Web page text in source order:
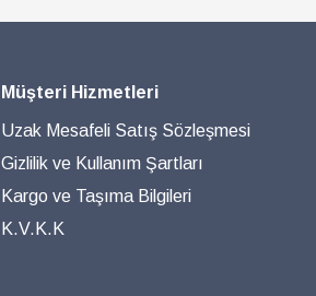
Müşteri Hizmetleri
Uzak Mesafeli Satış Sözleşmesi
Gizlilik ve Kullanım Şartları
Kargo ve Taşıma Bilgileri
K.V.K.K